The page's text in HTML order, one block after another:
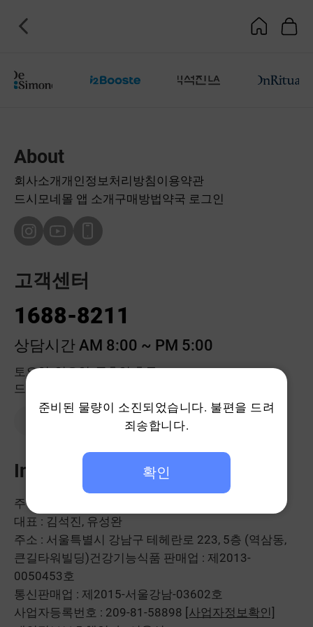
About
회사소개개인정보처리방침 이용약관
드시모네몰 앱 소개구매방법 약국 로그인
고객센터
1688-8211
상담시간 AM 8:00 ~ PM 5:00
토요일, 일요일, 공휴일 휴무
드시모네몰 고객센터는 점심시간에도 계속 됩니다.
Info
주식회사 헥토헬스케어
대표 : 김석진, 유성완
주소 : 서울특별시 강남구 테헤란로 223, 5층 (역삼동,
큰길타워빌딩)건강기능식품 판매업 : 제2013-
0050453호
통신판매업 : 제2015-서울강남-03602호
사업자등록번호 : 209-81-58898 [사업자정보확인]
준비된 물량이 소진되었습니다. 불편을 드려
죄송합니다.
확인